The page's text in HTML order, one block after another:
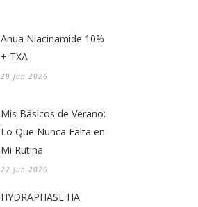
Anua Niacinamide 10%
+ TXA
29 Jun 2026
Mis Básicos de Verano:
Lo Que Nunca Falta en
Mi Rutina
22 Jun 2026
HYDRAPHASE HA